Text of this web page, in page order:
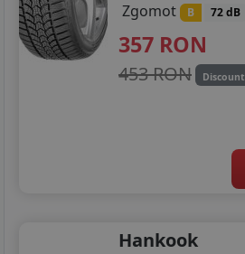
Zgomot B 72 dB
357 RON
453 RON Discount
Hankook